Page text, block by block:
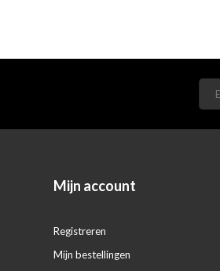
Mijn account
Registreren
Mijn bestellingen